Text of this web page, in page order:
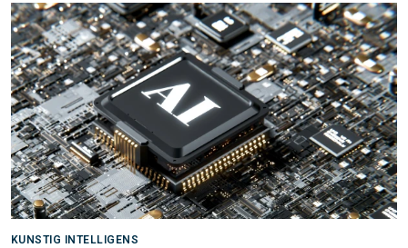
KUNSTIG INTELLIGENS